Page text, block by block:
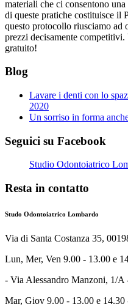
materiali che ci consentono
di queste pratiche costituisce
questo protocollo riusciamo
prezzi decisamente
gratuito!
Blog
Lavare i denti con lo
2020
Un sorriso in forma
Seguici su Facebook
Studio Odontoiatrico
Resta in contatto
Studo Odontoiatrico Lombardo
Via di Santa Costanza 35,
Lun, Mer, Ven 9.00 - 13.00 e
- Via Alessandro Manzoni, 1/
Mar, Giov 9.00 - 13.00 e 14.30